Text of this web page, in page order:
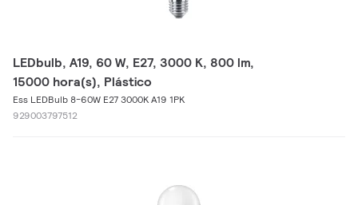
LEDbulb, A19, 60 W, E27, 3000 K, 800 lm,
15000 hora(s), Plástico
Ess LEDBulb 8-60W E27 3000K A19 1PK
929003797512